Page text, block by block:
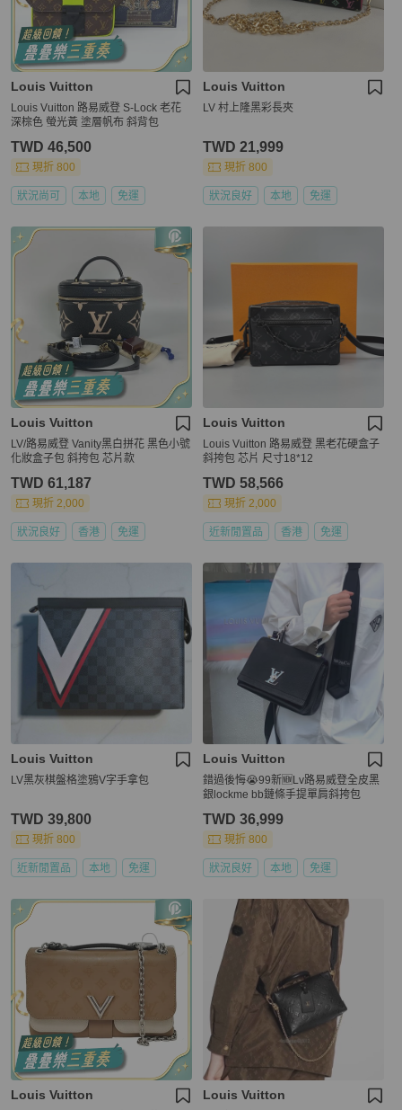
Louis Vuitton
Louis Vuitton 路易威登 S-Lock 老花
深棕色 螢光黃 塗層帆布 斜背包
TWD 46,500
現折 800
狀況尚可 本地 免運
Louis Vuitton
LV 村上隆黑彩長夾
TWD 21,999
現折 800
狀況良好 本地 免運
Louis Vuitton
LV/路易威登 Vanity黑白拼花 黑色小號
化妝盒子包 斜挎包 芯片款
TWD 61,187
現折 2,000
狀況良好 香港 免運
Louis Vuitton
Louis Vuitton 路易威登 黑老花硬盒子
斜挎包 芯片 尺寸18*12
TWD 58,566
現折 2,000
近新閒置品 香港 免運
Louis Vuitton
LV黑灰棋盤格塗鴉V字手拿包
TWD 39,800
現折 800
近新閒置品 本地 免運
Louis Vuitton
錯過後悔😭99新🆕Lv路易威登全皮黑
銀lockme bb鏈條手提單肩斜挎包
TWD 36,999
現折 800
狀況良好 本地 免運
Louis Vuitton Louis Vuitton